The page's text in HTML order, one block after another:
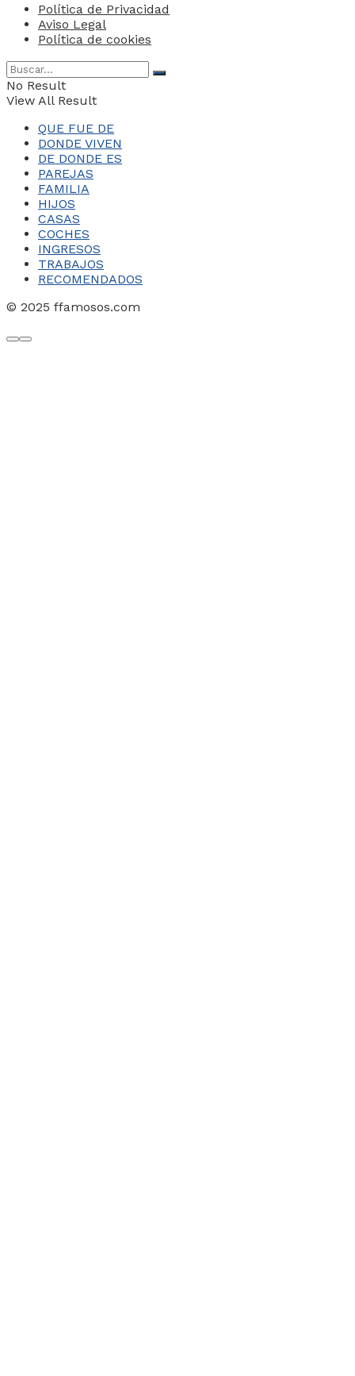
Política de Privacidad
Aviso Legal
Política de cookies
No Result
View All Result
QUE FUE DE
DONDE VIVEN
DE DONDE ES
PAREJAS
FAMILIA
HIJOS
CASAS
COCHES
INGRESOS
TRABAJOS
RECOMENDADOS
© 2025 ffamosos.com